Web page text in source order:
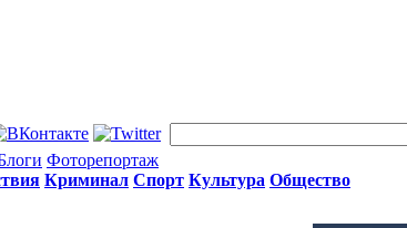
Фоторепортаж
Криминал Спорт Культура Общество